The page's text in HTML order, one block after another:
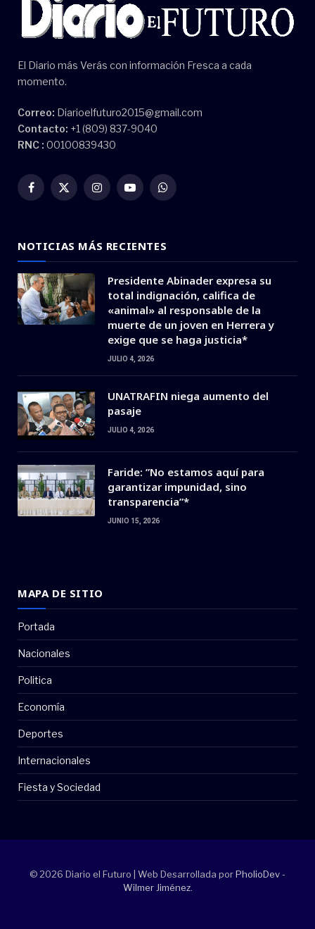
El Diario más Verás con información Fresca a cada
momento.
Correo: Diarioelfuturo2015@gmail.com
Contacto: +1 (809) 837-9040
RNC : 00100839430
Facebook
X
InstagramYouTubeWhatsApp
NOTICIAS MÁS RECIENTES
Presidente Abinader expresa su
total indignación, califica de
«animal» al responsable de la
muerte de un joven en Herrera y
exige que se haga justicia*
JULIO 4, 2026
UNATRAFIN niega aumento del
pasaje
JULIO 4, 2026
Faride: ”No estamos aquí para
garantizar impunidad, sino
transparencia”*
JUNIO 15, 2026
MAPA DE SITIO
Portada
Nacionales
Politica
Economía
Deportes
Internacionales
Fiesta y Sociedad
© 2026 Diario el Futuro | Web Desarrollada porPholioDev -
Wilmer Jiménez.